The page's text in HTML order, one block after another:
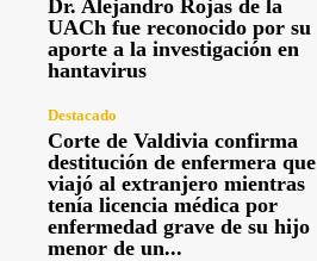
Dr. Alejandro Rojas de la
UACh fue reconocido por su
aporte a la investigación en
hantavirus
Destacado
Corte de Valdivia confirma
destitución de enfermera que
viajó al extranjero mientras
tenía licencia médica por
enfermedad grave de su hijo
menor de un...